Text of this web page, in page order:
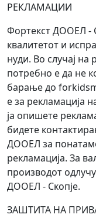
РЕКЛАМАЦИИ
Фортекст ДООЕЛ -
квалитетот и
нуди. Во случај на
потребно е да не
барање до
е за рекламација
ја опишете
бидете
ДООЕЛ за
рекламација. За
производот
ДООЕЛ - Скопје.
ЗАШТИТА НА